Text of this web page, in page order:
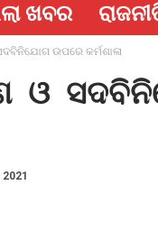
ଖବର
ଉପରେ କର୍ମଶାଳା
ଓ